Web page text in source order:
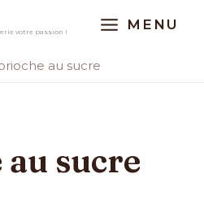
votre passion !
MAIN
MENU
au sucre
sucre